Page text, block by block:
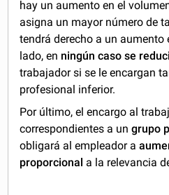
hay un aumento en el
asigna un mayor número de
tendrá derecho a un aumento
lado, en ningún caso se
trabajador si se le encargan
profesional inferior.
Por último, el encargo al
correspondientes a ungrupo
obligará al empleador a
proporcional a la relevancia